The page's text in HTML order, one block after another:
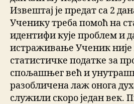
Извештај је предат са 2
Ученику треба помоћ на
идентифи кује проблем и
истраживање Ученик
статистичке податке за
спољашњег већ и
разобличена лаж онога
служили скоро један век.